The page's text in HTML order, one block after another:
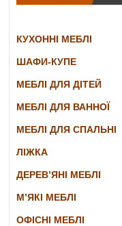
КУХОННІ МЕБЛІ
ШАФИ-КУПЕ
МЕБЛІ ДЛЯ ДІТЕЙ
МЕБЛІ ДЛЯ ВАННОЇ
МЕБЛІ ДЛЯ СПАЛЬНІ
ЛІЖКА
ДЕРЕВ’ЯНІ МЕБЛІ
М’ЯКІ МЕБЛІ
ОФІСНІ МЕБЛІ